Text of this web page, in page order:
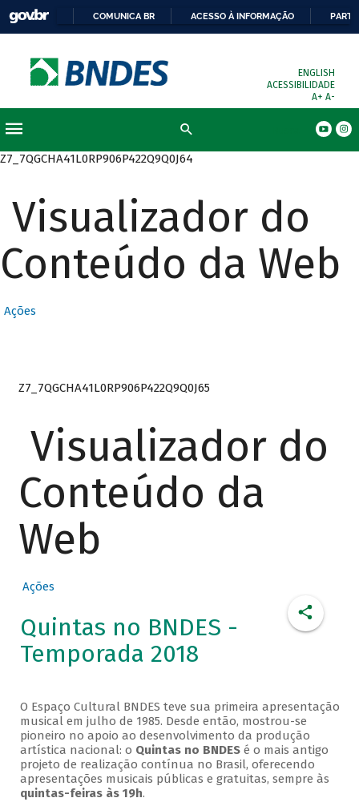
COMUNICA BR ACESSO À INFORMAÇÃO
ENGLISH
ACESSIBILIDADE
A+ A-
Z7_7QGCHA41L0RP906P422Q9Q0J64
Visualizador do
Conteúdo da Web
Ações
Z7_7QGCHA41L0RP906P422Q9Q0J65
Visualizador do
Conteúdo da
Web
Ações
Quintas no BNDES -
Temporada 2018
O Espaço Cultural BNDES teve sua primeira apresentação
musical em julho de 1985. Desde então, mostrou-se
pioneiro no apoio ao desenvolvimento da produção
artística nacional: o Quintas no BNDESé o mais antigo
projeto de realização contínua no Brasil, oferecendo
apresentações musicais públicas e gratuitas, sempre às
quintas-feiras às 19h.